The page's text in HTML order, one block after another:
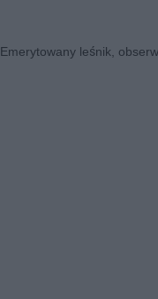
Emerytowany leśnik,